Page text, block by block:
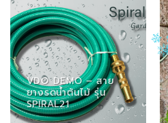
VDO DEMO – สาย
ยางรดน้ำต้นไม้ รุ่น
SPIRAL21